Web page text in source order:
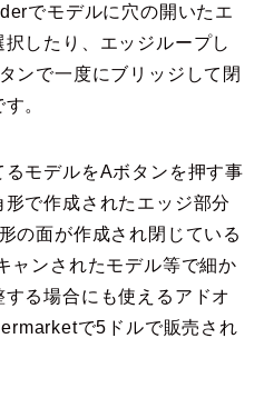
でモデルに穴の開いたエ
したり、エッジループし
ンで一度にブリッジして閉
。
モデルをAボタンを押す事
で作成されたエッジ部分
の面が作成され閉じている
ャンされたモデル等で細か
る場合にも使えるアドオ
で5ドルで販売され